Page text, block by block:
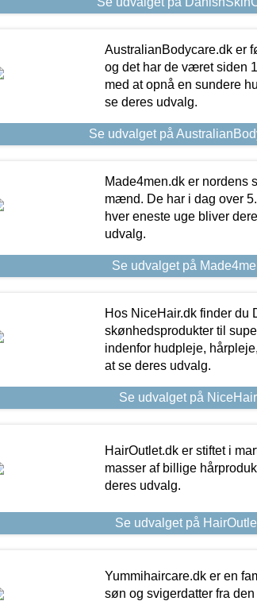
AustralianBodycare.dk er
og det har de været siden
med at opnå en sundere
se deres udvalg.
Se udvalget på
Made4men.dk er nordens
mænd. De har i dag over
hver eneste uge bliver
udvalg.
Se udvalget på
Hos NiceHair.dk finder du
skønhedsprodukter til
indenfor hudpleje,
at se deres udvalg.
Se udvalget på
HairOutlet.dk er stiftet i
masser af billige
deres udvalg.
Se udvalget på
Yummihaircare.dk er en
søn og svigerdatter fra